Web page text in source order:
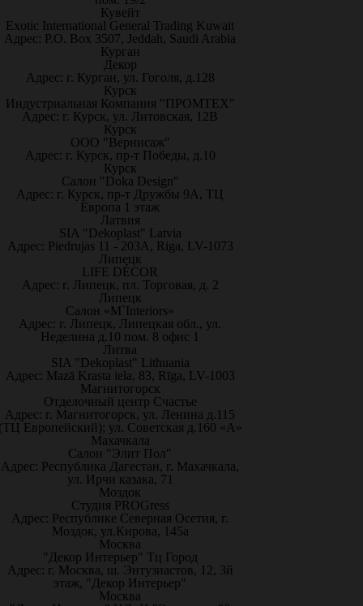
Кувейт
Exotic International General Trading Kuwait
Адрес: P.O. Box 3507, Jeddah, Saudi Arabia
Курган
Декор
Адрес: г. Курган, ул. Гоголя, д.128
Курск
Индустриальная Компания "ПРОМТЕХ"
Адрес: г. Курск, ул. Литовская, 12В
Курск
ООО "Вернисаж"
Адрес: г. Курск, пр-т Победы, д.10
Курск
Салон "Doka Design"
Адрес: г. Курск, пр-т Дружбы 9А, ТЦ
Европа 1 этаж
Латвия
SIA "Dekoplast" Latvia
Адрес: Piedrujas 11 - 203A, Riga, LV-1073
Липецк
LIFE DÉCOR
Адрес: г. Липецк, пл. Торговая, д. 2
Липецк
Салон «M`Interiors»
Адрес: г. Липецк, Липецкая обл., ул.
Неделина д.10 пом. 8 офис 1
Литва
SIA "Dekoplast" Lithuania
Адрес: Mazā Krasta iela, 83, Rīga, LV-1003
Магнитогорск
Отделочный центр Счастье
Адрес: г. Магнитогорск, ул. Ленина д.115
Европейский); ул. Советская д.160 «А»
Махачкала
Салон "Элит Пол"
Адрес: Республика Дагестан, г. Махачкала,
ул. Ирчи казака, 71
Моздок
Студия PROGress
Адрес: Республике Северная Осетия, г.
Моздок, ул.Кирова, 145а
Москва
"Декор Интерьер" Тц Город
Адрес: г. Москва, ш. Энтузиастов, 12, 3й
этаж, "Декор Интерьер"
Москва